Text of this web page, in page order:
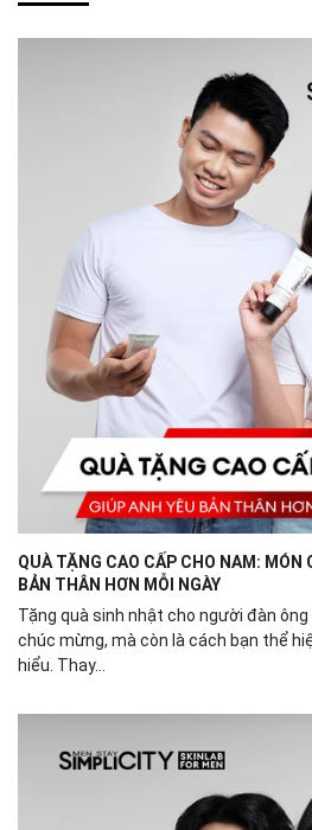
QUÀ TẶNG CAO CẤP CHO NAM: MÓN
BẢN THÂN HƠN MỖI NGÀY
Tặng quà sinh nhật cho người đàn
chúc mừng, mà còn là cách bạn thể
hiểu. Thay...